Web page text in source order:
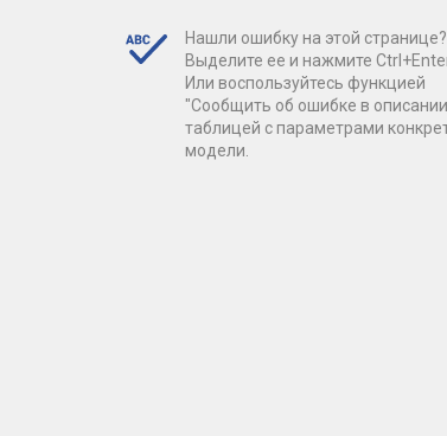
Нашли ошибку на этой странице?
Выделите ее и нажмите
Или воспользуйтесь функцией
"Сообщить об ошибке в
таблицей с параметрами
модели.